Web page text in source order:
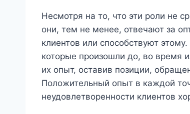
Несмотря на то, что эти роли не
они, тем не менее, отвечают за
клиентов или способствуют
которые произошли до, во время
их опыт, оставив позиции,
Положительный опыт в каждой
неудовлетворенности клиентов